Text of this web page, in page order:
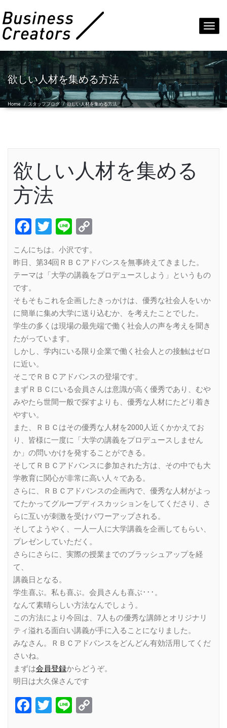
欲しい人材を集める方法
Home / スタッフブログ /欲しい人材を集める方法
欲しい人材を集める
方法
Facebook
Twitter
Line
こんにちは。小沢です。
昨日、第34回ＲＢＣアドバンスを無事終えてきました。
テーマは「大学の講義をプロデュースしよう」というもの
です。
そもそもこれを企画したきっかけは、優秀な社会人をいか
に簡単に集め大学に送り込むか、を考えたことでした。
学生の多くは現場の最先端で働く社会人の声を考えを聞き
たがっています。
しかし、学内にいる限り企業で働く社会人との接触はゼロ
に近い。
そこでＲＢＣアドバンスの登場です。
まずＲＢＣにいる会員さんは意識が高く優秀であり、むや
みやたら世間一般で探すよりも、優秀な人材にたどり着き
やすい。
また、ＲＢＣはその優秀な人材を2000人近くかかえてお
り、皆様に一度に「大学の講義をプロデュースしません
か」の問いかけを発することができる。
そしてＲＢＣアドバンスに参加された方は、その中でも大
学教育に関心が非常に高い人々である。
さらに、ＲＢＣアドバンスの企画内で、優秀な人材がよっ
てたかってグループディスカッションをしてくださり、さ
らに互いが刺激を受けパワーアップされる。
そしてようやく、一人一人に大学講義を企画してもらい、
プレゼンしていただく。
さらにさらに、実際の授業までのブラッシュアップを経
て、
講義日となる。
学生喜ぶ。私も喜ぶ。会員さんも喜ぶ･･･。
なんて素晴らしい方法なんでしょう。
この方法により今回は、7人もの優秀な講師とオリジナリ
ティ溢れる面白い講義が手に入ることになりました。
みなさん。ＲＢＣアドバンスをどんどん有効活用してくだ
さいね。
まずは会員登録からどうぞ。
明日は大久保さんです
Facebook
Twitter
Line